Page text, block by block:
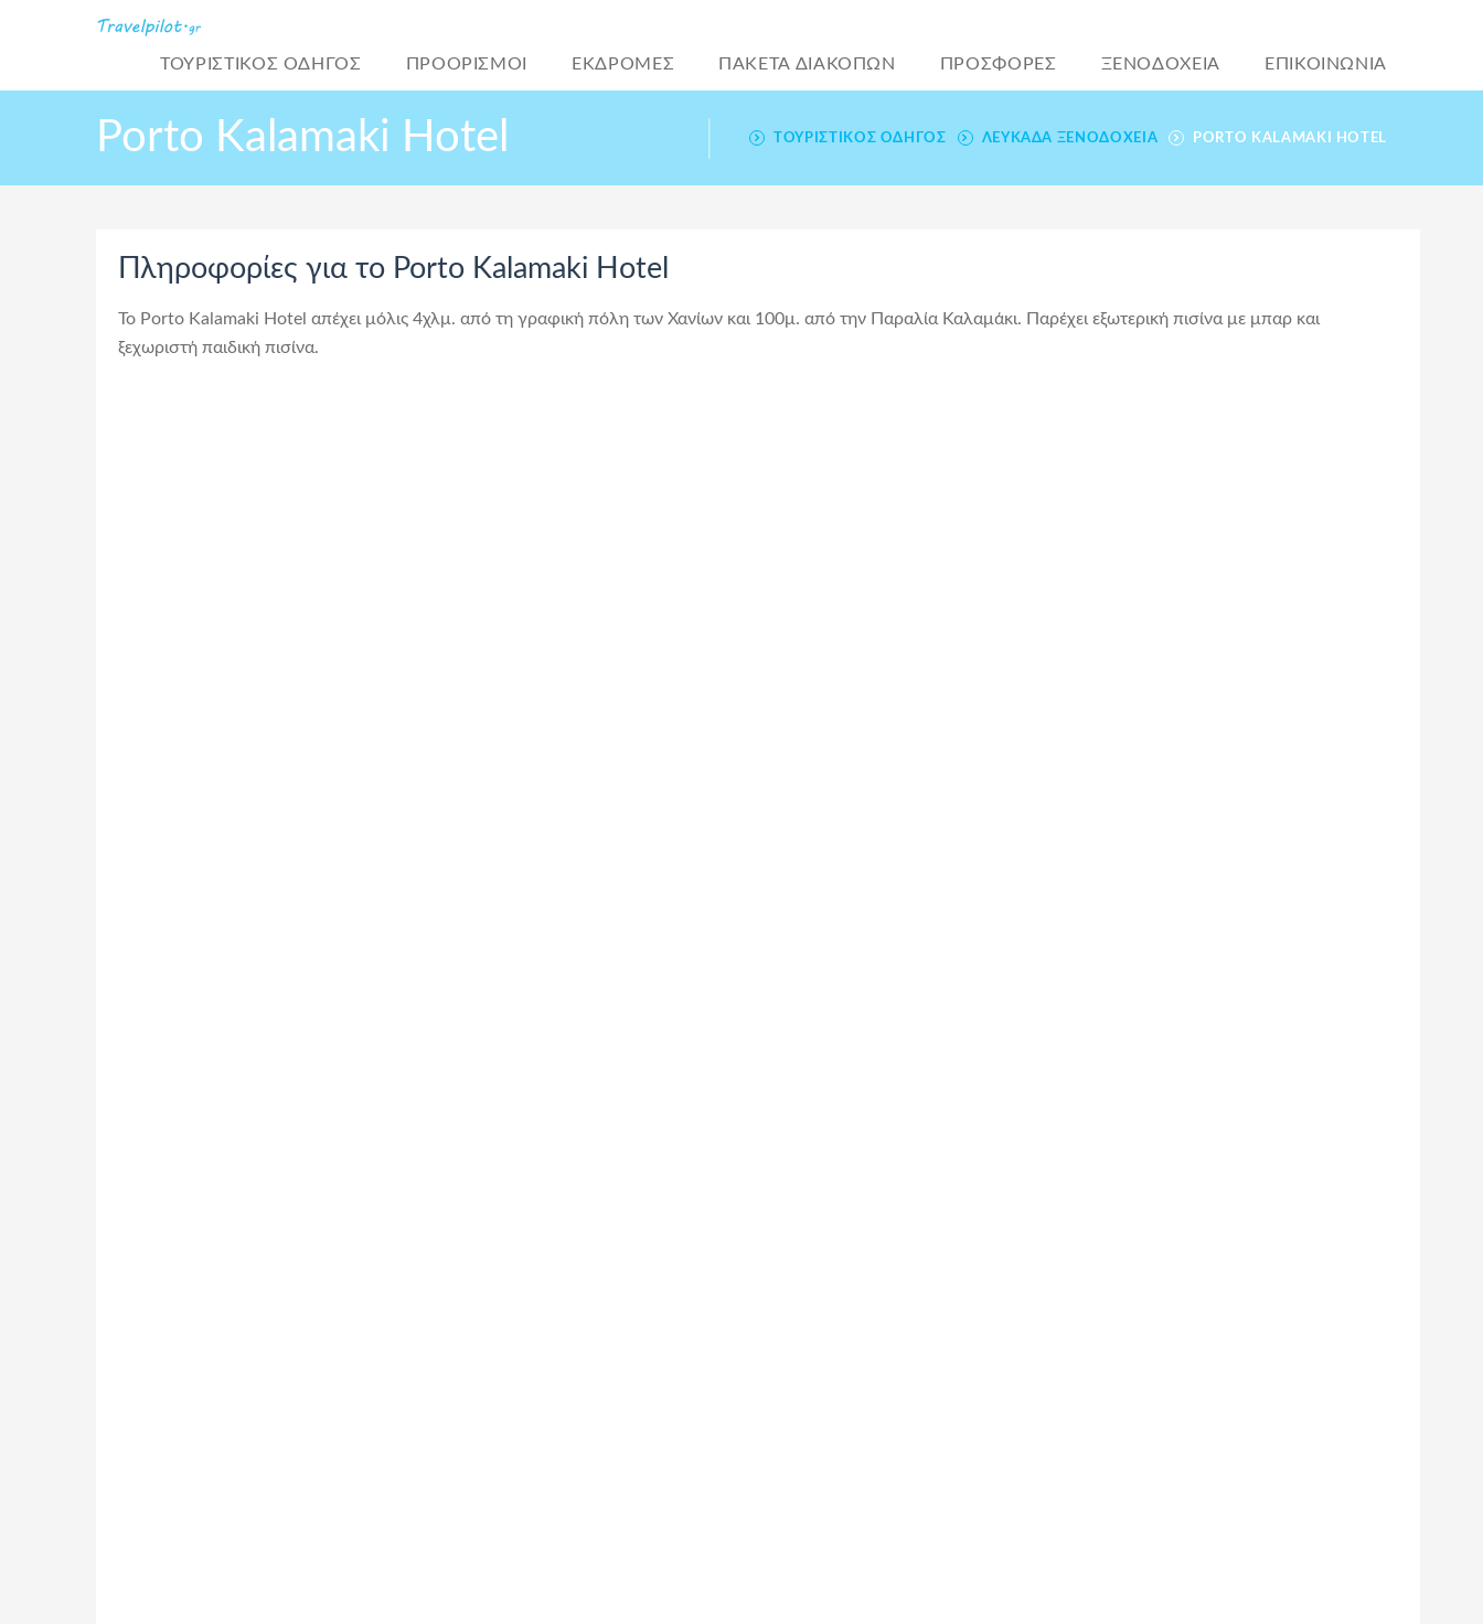
ΤΟΥΡΙΣΤΙΚΌΣ ΟΔΗΓΟΣ ΠΡΟΟΡΙΣΜΟΙ ΕΚΔΡΟΜΕΣ ΠΑΚΕΤΑ ΔΙΑΚΟΠΩΝ ΠΡΟΣΦΟΡΕΣ ΞΕΝΟΔΟΧΕΙΑ ΕΠΙΚΟΙΝΩΝΙΑ
Porto Kalamaki Hotel ΤΟΥΡΙΣΤΙΚΌΣ ΟΔΗΓΌΣ ΛΕΥΚΆΔΑ ΞΕΝΟΔΟΧΕΊΑ PORTO KALAMAKI HOTEL
Πληροφορίες για το Porto Kalamaki Hotel
Το Porto Kalamaki Hotel απέχει μόλις 4χλμ. από τη γραφική πόλη των Χανίων και 100μ. από την Παραλία Καλαμάκι. Παρέχει εξωτερική πισίνα με μπαρ και
ξεχωριστή παιδική πισίνα.